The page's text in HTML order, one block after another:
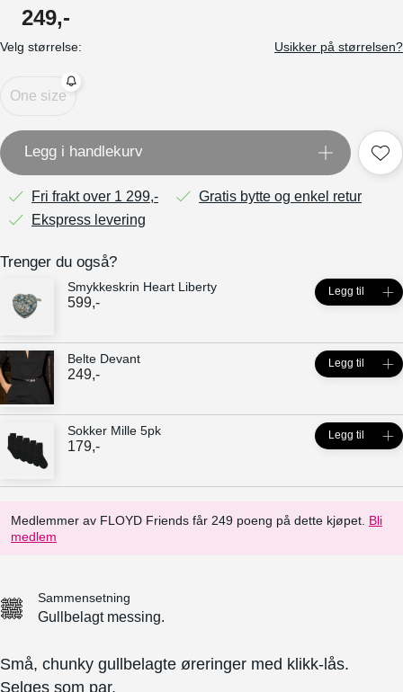
249,-
Velg størrelse: Usikker på størrelsen?
One size
Legg i handlekurv
Fri frakt over 1 299,-
Gratis bytte og enkel retur
Ekspress levering
Medlemmer av FLOYD Friends får 249 poeng på dette kjøpet. Bli
medlem
Trenger du også?
Smykkeskrin Heart Liberty
599,-
Legg til
Belte Devant
249,-
Legg til
Sokker Mille 5pk
179,-
Legg til
Sammensetning
Gullbelagt messing.
Små, chunky gullbelagte øreringer med klikk-lås.
Selges som par.